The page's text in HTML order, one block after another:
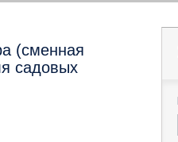
(сменная
садовых